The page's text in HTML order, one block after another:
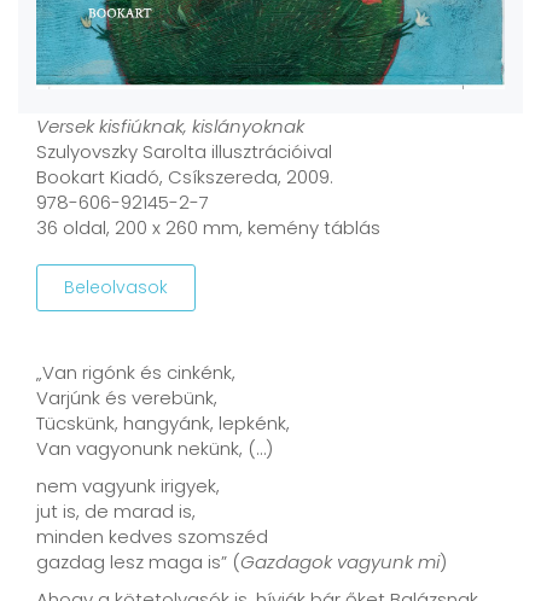
Versek kisfiúknak, kislányoknak
Szulyovszky Sarolta illusztrációival
Bookart Kiadó, Csíkszereda, 2009.
978-606-92145-2-7
36 oldal, 200 x 260 mm, kemény táblás
Beleolvasok
„Van rigónk és cinkénk,
Varjúnk és verebünk,
Tücskünk, hangyánk, lepkénk,
Van vagyonunk nekünk, (…)
nem vagyunk irigyek,
jut is, de marad is,
minden kedves szomszéd
gazdag lesz maga is” (Gazdagok vagyunk mi)